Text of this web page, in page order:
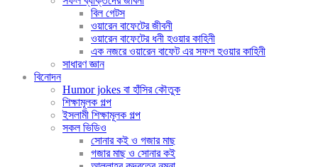
বিল গেটস
ওয়ারেন বাফেটের জীবনী
ওয়ারেন বাফেটের ধনী হওয়ার কাহিনী
এক নজরে ওয়ারেন বাফেট এর সফল হওয়ার কাহিনী
সাধারণ জ্ঞান
বিনোদন
Humor jokes বা হাঁসির কৌতুক
শিক্ষামূলক গল্প
ইসলামী শিক্ষামূলক গল্প
সকল ভিডিও
সোনার কই ও গজার মাছ
গজার মাছ ও সোনার কই